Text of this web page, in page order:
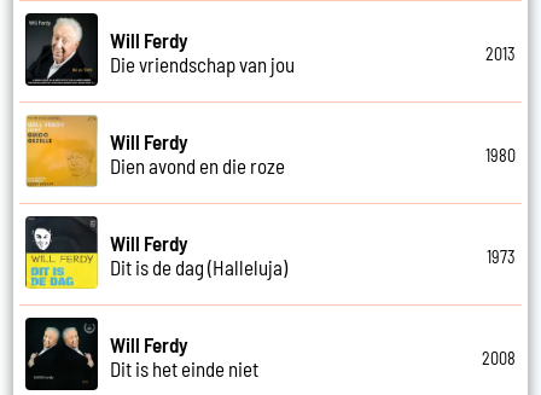
Will Ferdy
Die vriendschap van jou
2013
Will Ferdy
Dien avond en die roze
1980
Will Ferdy
Dit is de dag (Halleluja)
1973
Will Ferdy
Dit is het einde niet
2008